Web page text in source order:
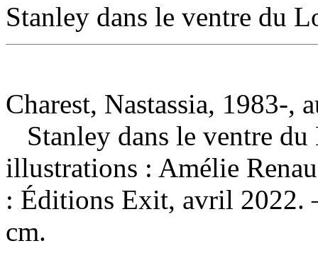
Stanley dans le ventre du
Charest, Nastassia, 1983-,
Stanley dans le ventre
illustrations : Amélie
: Éditions Exit, avril 2022.
cm.